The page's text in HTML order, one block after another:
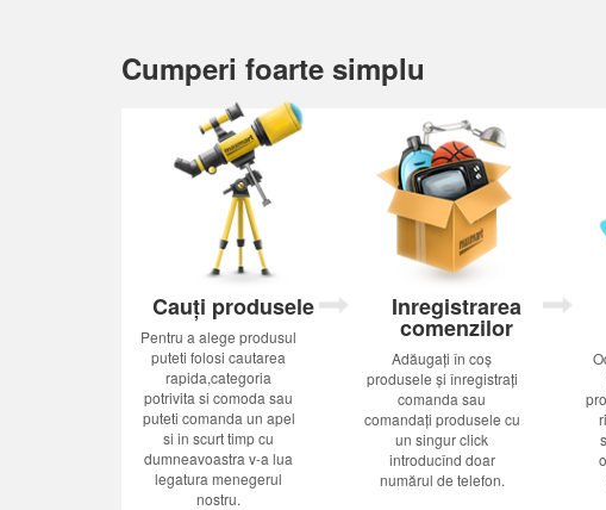
Cumperi foarte simplu
Cauți produsele
Pentru a alege produsul
puteti folosi cautarea
rapida,categoria
potrivita si comoda sau
puteti comanda un apel
si in scurt timp cu
dumneavoastra v-a lua
legatura menegerul
nostru.
Inregistrarea
comenzilor
Adăugați în coș
produsele și înregistrați
comanda sau
comandați produsele cu
un singur click
introducînd doar
numărul de telefon.